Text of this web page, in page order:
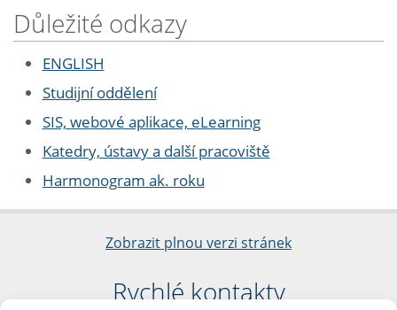
Důležité odkazy
ENGLISH
Studijní oddělení
SIS, webové aplikace, eLearning
Katedry, ústavy a další pracoviště
Harmonogram ak. roku
Zobrazit plnou verzi stránek
Rychlé kontakty